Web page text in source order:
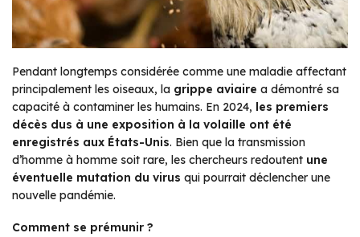
Pendant longtemps considérée comme une maladie affectant
principalement les oiseaux, la grippe aviaire a démontré sa
capacité à contaminer les humains. En 2024, les premiers
décès dus à une exposition à la volaille ont été
enregistrés aux États-Unis. Bien que la transmission
d’homme à homme soit rare, les chercheurs redoutent une
éventuelle mutation du virus qui pourrait déclencher une
nouvelle pandémie.
Comment se prémunir ?